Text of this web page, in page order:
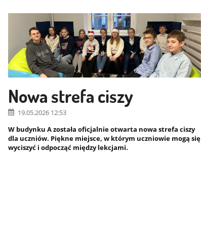
Nowa strefa ciszy
19.05.2026 12:53
W budynku A została oficjalnie otwarta nowa strefa ciszy
dla uczniów. Piękne miejsce, w którym uczniowie mogą się
wyciszyć i odpocząć między lekcjami.